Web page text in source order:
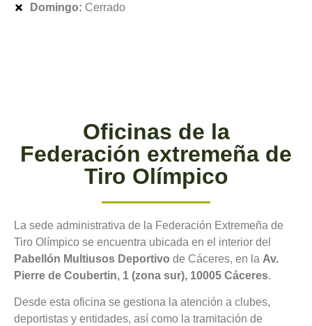
Domingo: Cerrado
Oficinas de la
Federación extremeña de
Tiro Olímpico
La sede administrativa de la Federación Extremeña de
Tiro Olímpico se encuentra ubicada en el interior del
Pabellón Multiusos Deportivo de Cáceres, en la Av.
Pierre de Coubertin, 1 (zona sur), 10005 Cáceres.
Desde esta oficina se gestiona la atención a clubes,
deportistas y entidades, así como la tramitación de